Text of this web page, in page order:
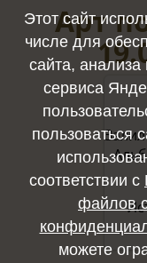
Арт
Источник: MP1st
Этот сайт
числе для
сайта,
сервиса
пользоваться
соответствии с
файлов
можете